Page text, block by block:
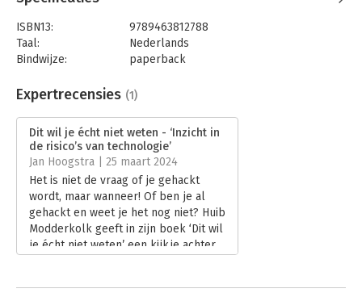
ISBN13:
9789463812788
Taal:
Nederlands
Bindwijze:
paperback
Uitgever:
Uitgeverij Podium
Verschijningsdatum:
Hoofdrubriek: Mens en maatschappij
Expertrecensies (1)
Dit wil je écht niet weten - ‘Inzicht in
de risico’s van technologie’
Jan Hoogstra | 25 maart 2024
Het is niet de vraag of je gehackt
wordt, maar wanneer! Of ben je al
gehackt en weet je het nog niet? Huib
Modderkolk geeft in zijn boek ‘Dit wil
je écht niet weten’ een kijkje achter